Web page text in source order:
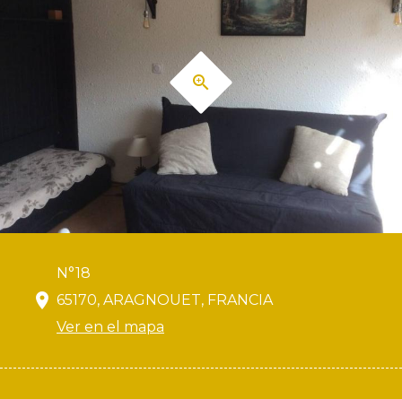
N°18
65170, ARAGNOUET, FRANCIA
Ver en el mapa